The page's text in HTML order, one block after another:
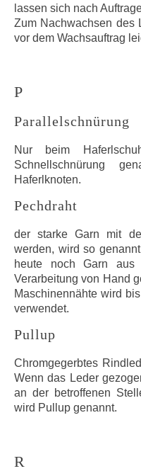
lassen sich nach
Zum Nachwachsen des
vor dem Wachsauftrag
P
Parallelschnürung
Nur beim
Schnellschnürung
Haferlknoten.
Pechdraht
der starke Garn mit
werden, wird so
heute noch Garn
Verarbeitung von Hand
Maschinennähte wird
verwendet.
Pullup
Chromgegerbtes
Wenn das Leder
an der betroffenen
wird Pullup genannt.
R